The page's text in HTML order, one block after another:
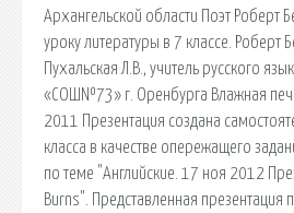
Архангельской области Поэт Роберт
уроку литературы в 7 классе.
Пухальская Л.В., учитель русского
«СОШ№73» г. Оренбурга Влажная
2011 Презентация создана
класса в качестве опережащего
по теме "Английские. 17 ноя 2012
Burns". Представленная презентация